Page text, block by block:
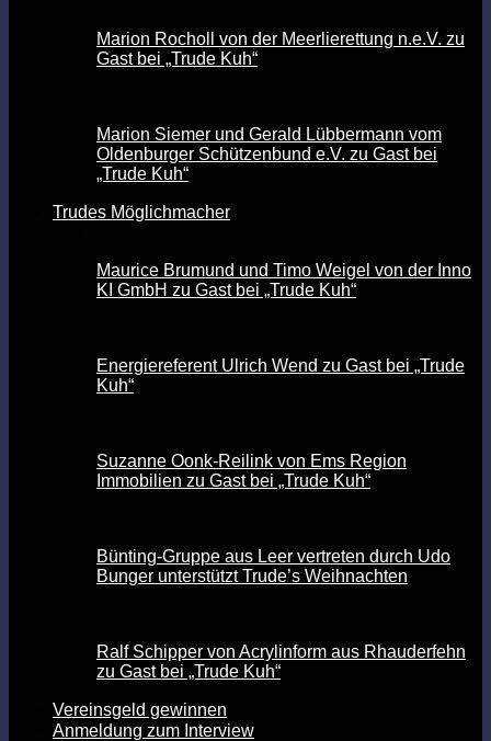
Marion Rocholl von der Meerlierettung n.e.V. zu
Gast bei „Trude Kuh“
Marion Siemer und Gerald Lübbermann vom
Oldenburger Schützenbund e.V. zu Gast bei
„Trude Kuh“
Trudes Möglichmacher
Maurice Brumund und Timo Weigel von der Inno
KI GmbH zu Gast bei „Trude Kuh“
Energiereferent Ulrich Wend zu Gast bei „Trude
Kuh“
Suzanne Oonk-Reilink von Ems Region
Immobilien zu Gast bei „Trude Kuh“
Bünting-Gruppe aus Leer vertreten durch Udo
Bunger unterstützt Trude’s Weihnachten
Ralf Schipper von Acrylinform aus Rhauderfehn
zu Gast bei „Trude Kuh“
Vereinsgeld gewinnen
Anmeldung zum Interview